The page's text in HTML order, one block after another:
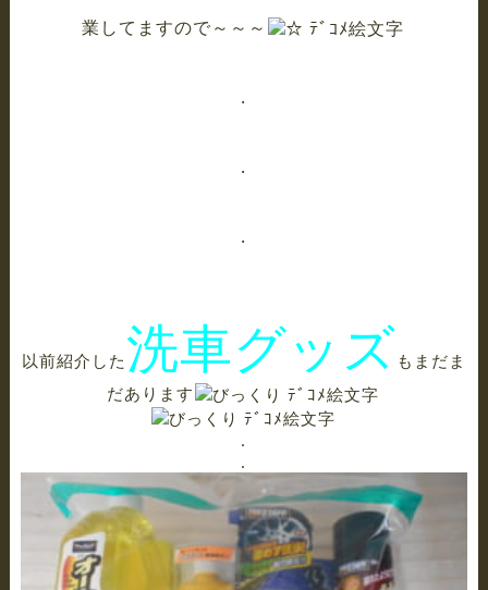
業してますので～～～
.
.
.
以前紹介した 洗車グッズ もまだま
だあります
.
.